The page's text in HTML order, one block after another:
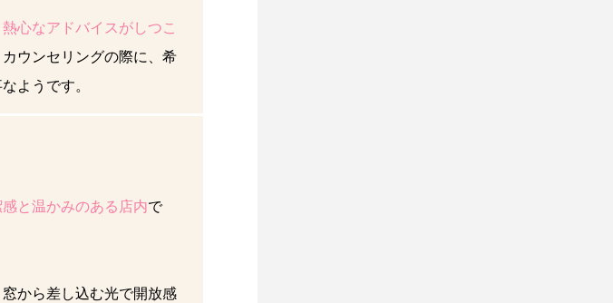
熱心なアドバイスがしつこ
ウンセリングの際に、希
ようです。
と温かみのある店内で
から差し込む光で開放感